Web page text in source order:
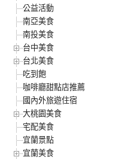
公益活動
南亞美食
南投美食
台中美食
台北美食
吃到飽
咖啡廳甜點店推薦
國內外旅遊住宿
大桃園美食
宅配美食
宜蘭景點
宜蘭美食